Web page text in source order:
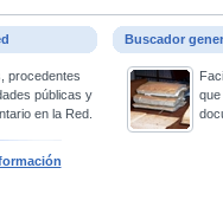
procedentes
públicas y
en la Red.
Buscador